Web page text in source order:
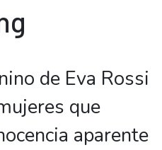
de Eva Rossi
que
aparente